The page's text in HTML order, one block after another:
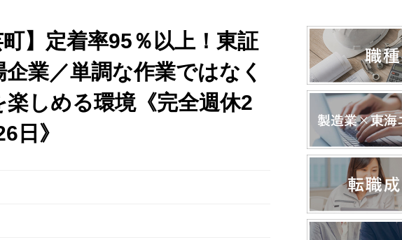
町】定着率95％以上！東証
業／単調な作業ではなく
楽しめる環境《完全週休2
日》